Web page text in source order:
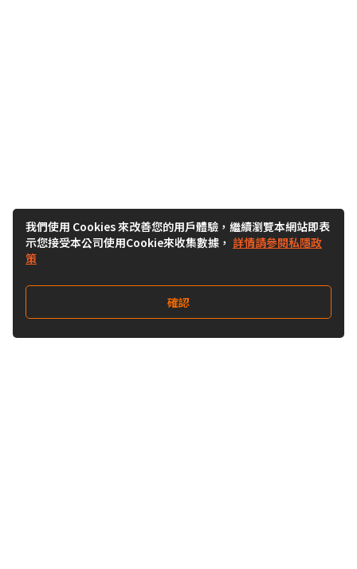
我們使用 Cookies 來改善您的用戶體驗，繼續瀏覽本網站即表
示您接受本公司使用Cookie來收集數據， 詳情請參閱私隱政
策
確認